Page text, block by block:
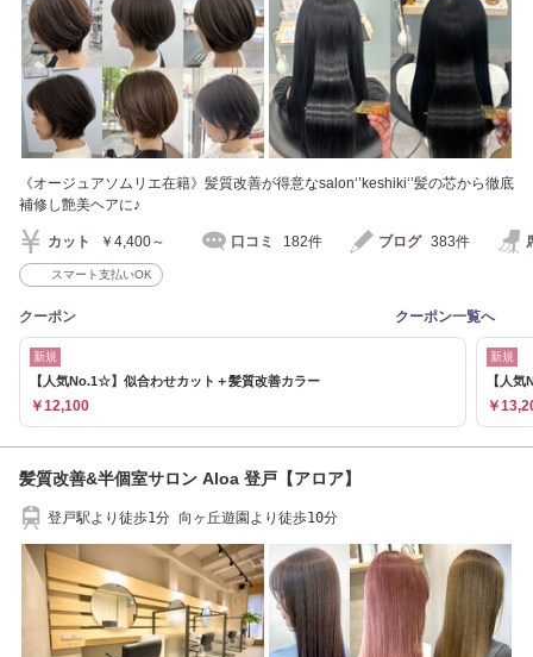
《オージュアソムリエ在籍》髪質改善が得意なsalon‘’keshiki‘’髪の芯から徹底
補修し艶美ヘアに♪
カット ￥4,400～ 口コミ 182件 ブログ 383件
スマート支払いOK
クーポン クーポン一覧へ
新規
【人気No.1☆】似合わせカット＋髪質改善カラー
￥12,100
新規
【人
￥
髪質改善&半個室サロン Aloa 登戸【アロア】
登戸駅より徒歩1分 向ヶ丘遊園より徒歩10分